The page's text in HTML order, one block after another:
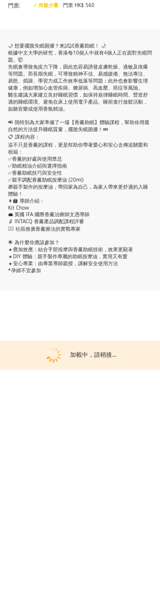
門票: ✓ 尚餘少量 門票 HK$ 560
🌙 想要擺脫失眠困擾？來試試香薰助眠！ 🌙
根據中文大學的研究，香港每10個人中就有4個人正在面對失眠問
題。🤯
失眠會導致免疫力下降，因此也容易誘發皮膚乾燥、過敏及痕癢
等問題。而長期失眠，可導致精神不佳、易感疲倦、無法專注、
易怒、煩躁、學習力或工作效率低落等問題；此外也會影響生理
健康，例如增加心血管疾病、糖尿病、高血壓、癌症等風險。
醫生建議大家建立良好睡眠習慣，如保持規律睡眠時間、營造舒
適的睡眠環境、避免在床上使用電子產品、睡前進行放鬆活動，
如聽音樂或使用香氛精油。
📢 我特別為大家準備了一場【香薰助眠】體驗課程，幫助你用最
自然的方法提升睡眠質量，擺脫失眠困擾！💤
📋 課程內容：
這不只是香薰的課程，更是幇助你帶著愛心和安心去傳送關愛和
祝福：
✅香薰的好處與使用禁忌
✅助眠精油介紹與選擇指南
✅香薰助眠技巧與安全性
✅親手調配香薰助眠按摩油 (20ml)
🎁親手製作的按摩油，帶回家為自己，為家人帶來更舒適的入睡
體驗！
👩‍🏫 導師介紹：
Kit Chow
💼 英國 IFA 國際香薰治療師文憑導師
🔬 INTACQ 香薰產品調配課程評審
👩‍⚕ 社區推廣香薰療法的實戰專家
🌟 為什麼你應該參加？
🔸疊加效應：結合手部按摩與香薰助眠技術，效果更顯著
🔸DIY 體驗：親手製作專屬的助眠按摩油，實用又有愛
🔸安心專業：由專業導師親授，講解安全使用方法
*孕婦不宜參加
加載中，請稍後...